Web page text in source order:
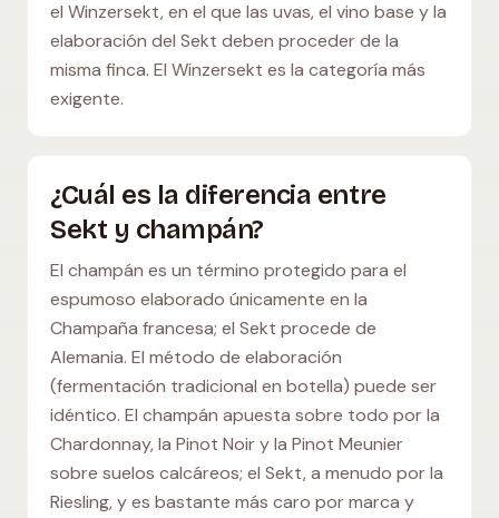
el Winzersekt, en el que las uvas, el vino base y la
elaboración del Sekt deben proceder de la
misma finca. El Winzersekt es la categoría más
exigente.
¿Cuál es la diferencia entre
Sekt y champán?
El champán es un término protegido para el
espumoso elaborado únicamente en la
Champaña francesa; el Sekt procede de
Alemania. El método de elaboración
(fermentación tradicional en botella) puede ser
idéntico. El champán apuesta sobre todo por la
Chardonnay, la Pinot Noir y la Pinot Meunier
sobre suelos calcáreos; el Sekt, a menudo por la
Riesling, y es bastante más caro por marca y